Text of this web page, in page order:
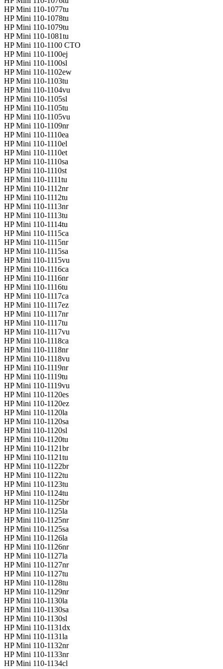
HP Mini 110-1077tu
HP Mini 110-1078tu
HP Mini 110-1079tu
HP Mini 110-1081tu
HP Mini 110-1100 CTO
HP Mini 110-1100ej
HP Mini 110-1100sl
HP Mini 110-1102ew
HP Mini 110-1103tu
HP Mini 110-1104vu
HP Mini 110-1105sl
HP Mini 110-1105tu
HP Mini 110-1105vu
HP Mini 110-1109nr
HP Mini 110-1110ea
HP Mini 110-1110el
HP Mini 110-1110et
HP Mini 110-1110sa
HP Mini 110-1110st
HP Mini 110-1111tu
HP Mini 110-1112nr
HP Mini 110-1112tu
HP Mini 110-1113nr
HP Mini 110-1113tu
HP Mini 110-1114tu
HP Mini 110-1115ca
HP Mini 110-1115nr
HP Mini 110-1115sa
HP Mini 110-1115vu
HP Mini 110-1116ca
HP Mini 110-1116nr
HP Mini 110-1116tu
HP Mini 110-1117ca
HP Mini 110-1117ez
HP Mini 110-1117nr
HP Mini 110-1117tu
HP Mini 110-1117vu
HP Mini 110-1118ca
HP Mini 110-1118nr
HP Mini 110-1118vu
HP Mini 110-1119nr
HP Mini 110-1119tu
HP Mini 110-1119vu
HP Mini 110-1120es
HP Mini 110-1120ez
HP Mini 110-1120la
HP Mini 110-1120sa
HP Mini 110-1120sl
HP Mini 110-1120tu
HP Mini 110-1121br
HP Mini 110-1121tu
HP Mini 110-1122br
HP Mini 110-1122tu
HP Mini 110-1123tu
HP Mini 110-1124tu
HP Mini 110-1125br
HP Mini 110-1125la
HP Mini 110-1125nr
HP Mini 110-1125sa
HP Mini 110-1126la
HP Mini 110-1126nr
HP Mini 110-1127la
HP Mini 110-1127nr
HP Mini 110-1127tu
HP Mini 110-1128tu
HP Mini 110-1129nr
HP Mini 110-1130la
HP Mini 110-1130sa
HP Mini 110-1130sl
HP Mini 110-1131dx
HP Mini 110-1131la
HP Mini 110-1132nr
HP Mini 110-1133nr
HP Mini 110-1134cl